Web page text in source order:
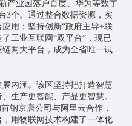
产业园落户百度、华为等数字
3个。通过整合数据资源，实
用；坚持创新“政府主导+联
工业互联网 “双平台”，现已
两大平台，成为全省唯一试
内涵。该区坚持把打造智慧
生产更智能、产品更智慧。
钢京唐公司与阿里云合作，
用物联网 技术构建了一体化